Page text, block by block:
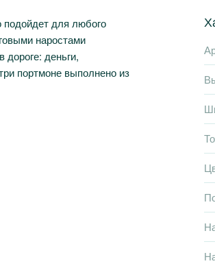
подойдет для любого
наростами
дороге: деньги,
портмоне выполнено из